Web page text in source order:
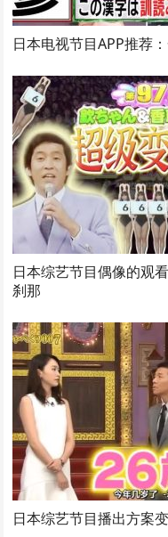
日本电视节目APP推荐
日本综艺节目偶像的观
刹那
日本综艺节目播出方案